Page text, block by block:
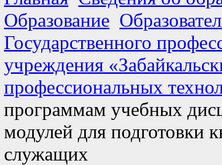
Образование
Государственного
учреждения
профессиональных
программам учебных
модулей для подготовки
служащих